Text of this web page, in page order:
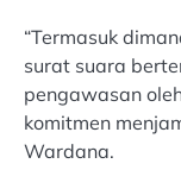
“Termasuk
surat suara
pengawasan
komitmen
Wardana.